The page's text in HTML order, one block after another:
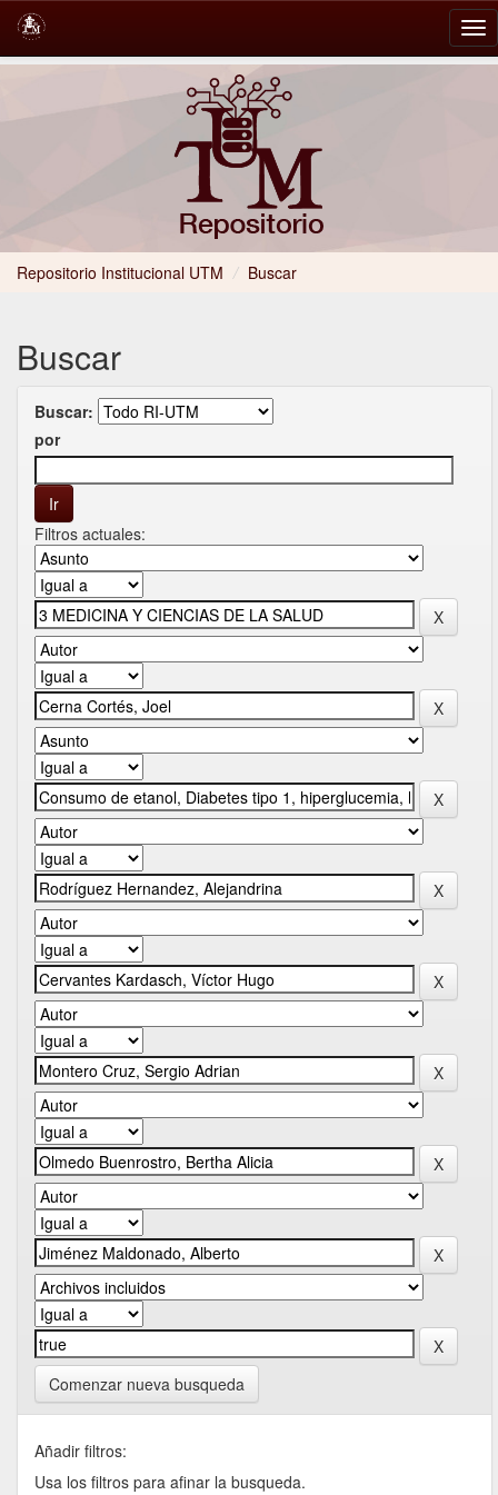
Repositorio Institucional UTM / Buscar
Buscar
Buscar:
por
Filtros actuales:
Comenzar nueva busqueda
Añadir filtros:
Usa los filtros para afinar la busqueda.